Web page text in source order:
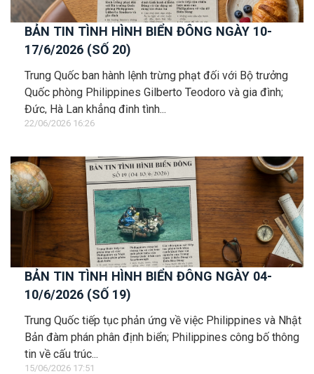
BẢN TIN TÌNH HÌNH BIỂN ĐÔNG NGÀY 10-
17/6/2026 (SỐ 20)
Trung Quốc ban hành lệnh trừng phạt đối với Bộ trưởng
Quốc phòng Philippines Gilberto Teodoro và gia đình;
Đức, Hà Lan khẳng định tình...
22/06/2026 16:26
BẢN TIN TÌNH HÌNH BIỂN ĐÔNG NGÀY 04-
10/6/2026 (SỐ 19)
Trung Quốc tiếp tục phản ứng về việc Philippines và Nhật
Bản đàm phán phân định biển; Philippines công bố thông
tin về cấu trúc...
15/06/2026 17:51